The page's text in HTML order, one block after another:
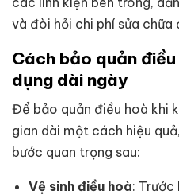
và đòi hỏi chi phí sửa chữa
Cách bảo quản
dụng dài ngày
Để bảo quản điều hoà khi
gian dài một cách hiệu
bước quan trọng sau:
Vệ sinh điều hoà: